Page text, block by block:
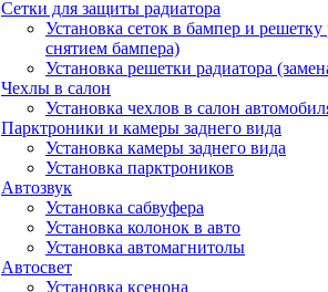
Сетки для защиты радиатора
Установка сеток в бампер и решетку
снятием бампера)
Установка решетки радиатора
Чехлы в салон
Установка чехлов в салон
Парктроники и камеры заднего вида
Установка камеры заднего вида
Установка парктроников
Автозвук
Установка сабвуфера
Установка колонок в авто
Установка автомагнитолы
Автосвет
Установка ксенона